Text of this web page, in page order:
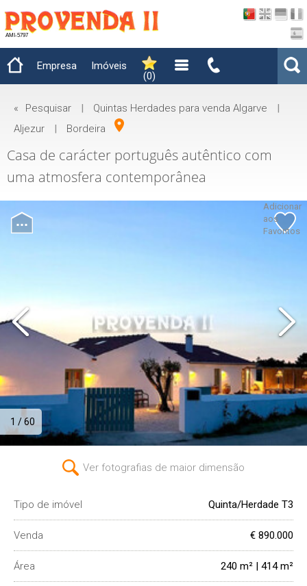
AMI-5797
Empresa
Imóveis
(0)
« Pesquisar | Quintas Herdades para venda Algarve
|
Aljezur
| Bordeira
Casa de carácter português autêntico com
uma atmosfera contemporânea
1 / 60
Adicionar
aos
Favoritos
Ver fotografias de maior dimensão
Tipo de imóvel Quinta/Herdade T3
Venda € 890.000
Área 240 m² | 414 m²